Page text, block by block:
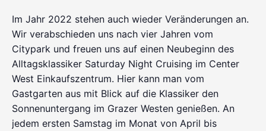
Im Jahr 2022 stehen auch wieder Veränderungen an.
Wir verabschieden uns nach vier Jahren vom
Citypark und freuen uns auf einen Neubeginn des
Alltagsklassiker Saturday Night Cruising im Center
West Einkaufszentrum. Hier kann man vom
Gastgarten aus mit Blick auf die Klassiker den
Sonnenuntergang im Grazer Westen genießen. An
jedem ersten Samstag im Monat von April bis